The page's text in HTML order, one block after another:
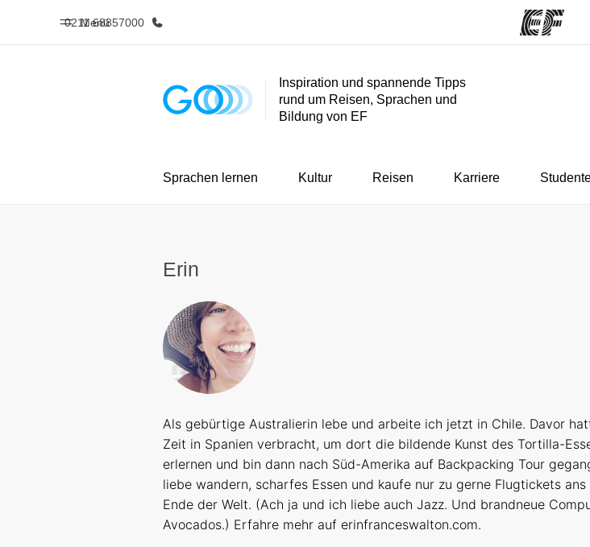
Menü
0211 68857000
Home Programme
Alle Programme ansehen
Inspiration und spannende Tipps
rund um Reisen, Sprachen und
Bildung von EF
Sprachen lernen Kultur Reisen Karriere
Erin
Als gebürtige Australierin lebe und arbeite ich jetzt in Chile. Davor
Zeit in Spanien verbracht, um dort die bildende Kunst des Tortilla-
erlernen und bin dann nach Süd-Amerika auf Backpacking Tour
liebe wandern, scharfes Essen und kaufe nur zu gerne Flugtickets ans
Ende der Welt. (Ach ja und ich liebe auch Jazz. Und brandneue
Avocados.) Erfahre mehr auf erinfranceswalton.com.